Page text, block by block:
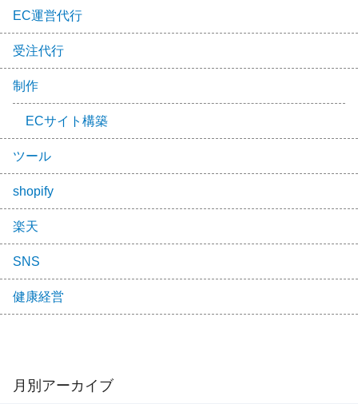
EC運営代行
受注代行
制作
ECサイト構築
ツール
shopify
楽天
SNS
健康経営
月別アーカイブ